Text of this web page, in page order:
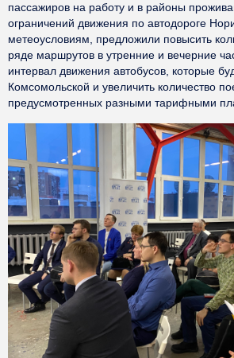
пассажиров на работу и в районы
ограничений движения по автодороге
метеоусловиям, предложили повысить
ряде маршрутов в утренние и вечерние
интервал движения автобусов, которые
Комсомольской и увеличить количество
предусмотренных разными тарифными